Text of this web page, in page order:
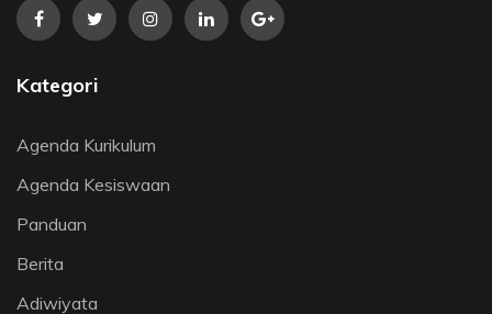
Kategori
Agenda Kurikulum
Agenda Kesiswaan
Panduan
Berita
Adiwiyata